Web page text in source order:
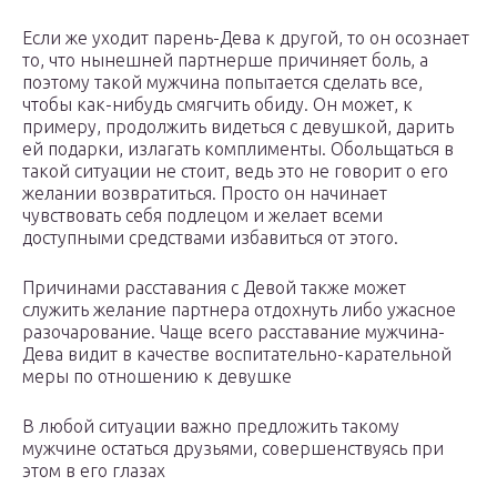
Если же уходит парень-Дева к другой, то он осознает
то, что нынешней партнерше причиняет боль, а
поэтому такой мужчина попытается сделать все,
чтобы как-нибудь смягчить обиду. Он может, к
примеру, продолжить видеться с девушкой, дарить
ей подарки, излагать комплименты. Обольщаться в
такой ситуации не стоит, ведь это не говорит о его
желании возвратиться. Просто он начинает
чувствовать себя подлецом и желает всеми
доступными средствами избавиться от этого.
Причинами расставания с Девой также может
служить желание партнера отдохнуть либо ужасное
разочарование. Чаще всего расставание мужчина-
Дева видит в качестве воспитательно-карательной
меры по отношению к девушке
В любой ситуации важно предложить такому
мужчине остаться друзьями, совершенствуясь при
этом в его глазах